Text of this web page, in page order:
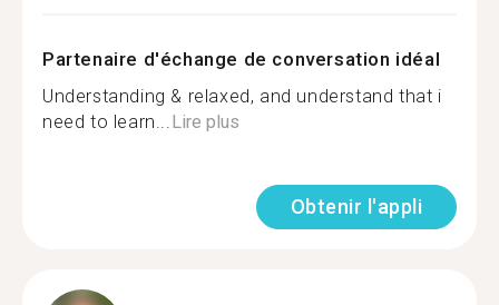
Partenaire d'échange de conversation idéal
Understanding & relaxed, and understand that i
need to learn...Lire plus
Obtenir l'appli